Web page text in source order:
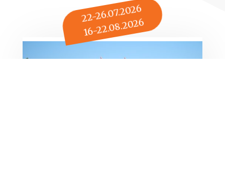
22-26.07.2026
16-22.08.2026